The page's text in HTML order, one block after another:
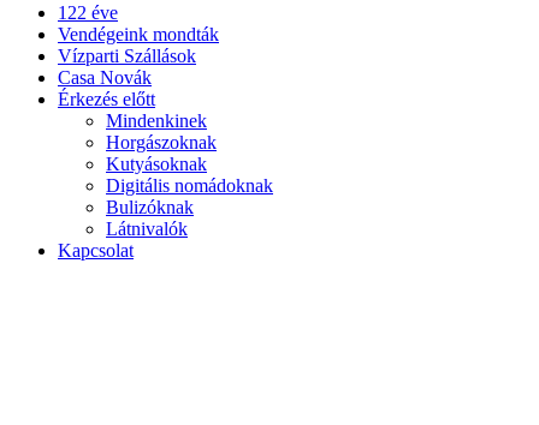
122 éve
Vendégeink mondták
Vízparti Szállások
Casa Novák
Érkezés előtt
Mindenkinek
Horgászoknak
Kutyásoknak
Digitális nomádoknak
Bulizóknak
Látnivalók
Kapcsolat